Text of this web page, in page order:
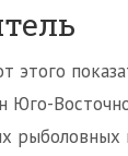
этого
Юго-
рыболовных